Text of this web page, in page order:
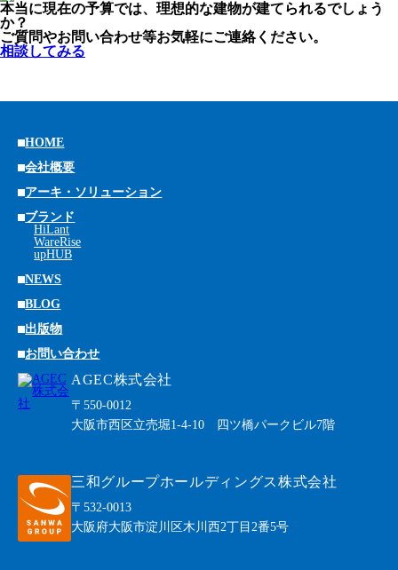
本当に現在の予算では、理想的な建物が建てられるでしょう
か？
ご質問やお問い合わせ等お気軽にご連絡ください。
相談してみる
AGEC株式会社
〒550-0012
大阪市西区立売堀1-4-10 四ツ橋パークビル7階
三和グループホールディングス株式会社
〒532-0013
大阪府大阪市淀川区木川西2丁目2番5号
HOME
会社概要
アーキ・ソリューション
ブランド
HiLant
WareRise
upHUB
NEWS
BLOG
出版物
お問い合わせ